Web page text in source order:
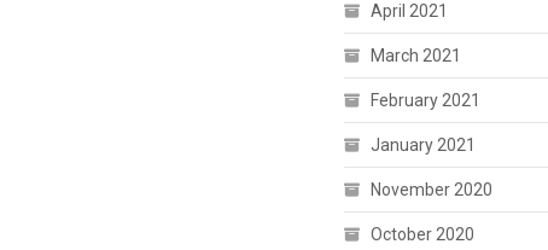
April 2021
March 2021
February 2021
January 2021
November 2020
October 2020